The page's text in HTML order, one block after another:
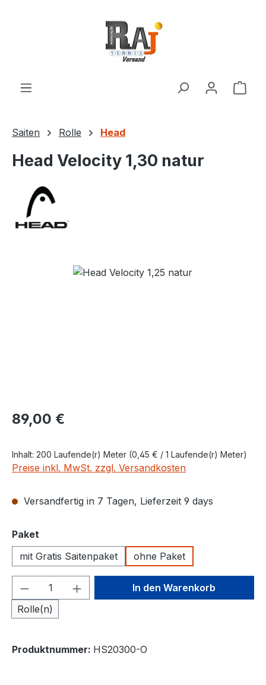
Saiten Rolle Head
Head Velocity 1,30 natur
Regulärer Preis:
89,00 €
Inhalt: 200 Laufende(r) Meter (0,45 € / 1 Laufende(r) Meter)
Preise inkl. MwSt. zzgl. Versandkosten
Versandfertig in 7 Tagen, Lieferzeit 9 days
Paket
mit Gratis Saitenpaket
ohne Paket
Produkt Anzahl: Gib den
Rolle(n)
In den Warenkorb
Produktnummer: HS20300-O